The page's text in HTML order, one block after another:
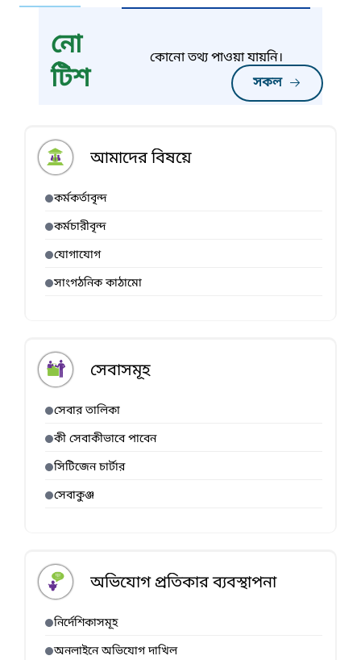
নো
টিশ
সকল
কোনো তথ্য পাওয়া যায়নি।
আমাদের বিষয়ে
কর্মকর্তাবৃন্দ
কর্মচারীবৃন্দ
যোগাযোগ
সাংগঠনিক কাঠামো
সেবাসমূহ
সেবার তালিকা
কী সেবাকীভাবে পাবেন
সিটিজেন চার্টার
সেবাকুঞ্জ
অভিযোগ প্রতিকার ব্যবস্থাপনা
নির্দেশিকাসমূহ
অনলাইনে অভিযোগ দাখিল